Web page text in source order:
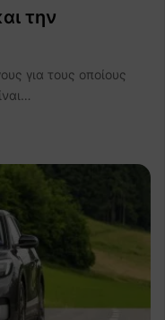
την
για τους οποίους